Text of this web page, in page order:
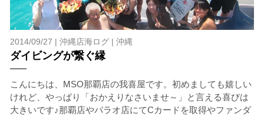
2014/09/27 | 沖縄店海ログ| 沖縄
ダイビングが繋ぐ縁
こんにちは、MSO那覇店の我喜屋です。初めましても嬉しい
けれど、やっぱり「おかえりなさいませ～」と言える喜びは
大きいです♪那覇店やパラオ店にてCカードを取得やファンダ
ントリーを行わない場合があります。
2.人数制限とエントリー順
クジラへのストレス軽減や安全管理の観点から、エント
リー人数を制限する場合があります。また、エントリー
の順番はガイドが決定しますので、必ずその指示に従っ
て準備してください。
3.クジラとの距離と泳ぎ方
クジラの観察は水面からのみとし、素潜りは禁止としま